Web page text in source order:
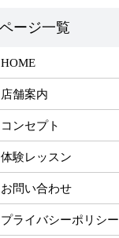
HOME
店舗案内
コンセプト
体験レッスン
お問い合わせ
プライバシーポリシー